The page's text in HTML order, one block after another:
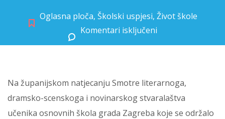
Oglasna ploča, Školski uspjesi, Život škole
Komentari isključeni
Na županijskom natjecanju Smotre literarnoga,
dramsko-scenskoga i novinarskog stvaralaštva
učenika osnovnih škola grada Zagreba koje se održalo